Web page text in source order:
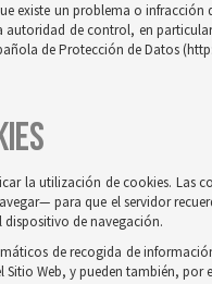
existe un problema o
de control, en
de Protección de Datos
la utilización de cookies.
para que el servidor
de navegación.
de recogida de
Sitio Web, y pueden también,